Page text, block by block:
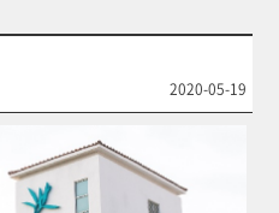
2020-05-19